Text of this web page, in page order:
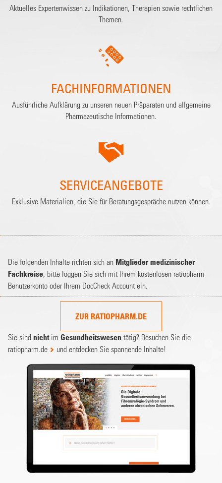
Aktuelles Expertenwissen zu Indikationen, Therapien sowie rechtlichen
Themen.
FACHINFORMATIONEN
Ausführliche Aufklärung zu unseren neuen Präparaten und allgemeine
Pharmazeutische Informationen.
SERVICEANGEBOTE
Exklusive Materialien, die Sie für Beratungsgespräche nutzen können.
Die folgenden Inhalte richten sich an Mitglieder medizinischer
Fachkreise , bitte loggen Sie sich mit Ihrem kostenlosen ratiopharm
Benutzerkonto oder Ihrem DocCheck Account ein.
Sie sind nicht im Gesundheitswesen tätig? Besuchen Sie die
ratiopharm.de
und entdecken Sie spannende Inhalte!
ZUR RATIOPHARM.DE